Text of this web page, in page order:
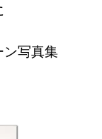
写真集